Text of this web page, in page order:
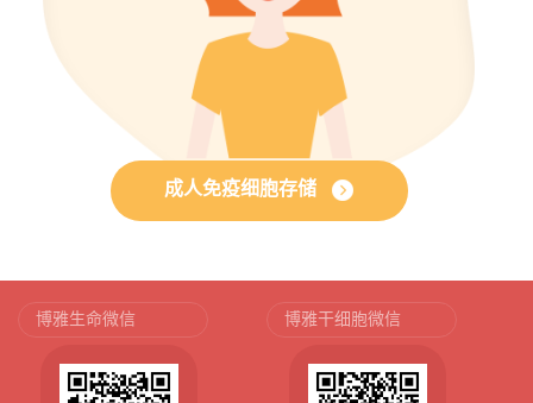
成人免疫细胞存储
博雅生命微信 博雅干细胞微信